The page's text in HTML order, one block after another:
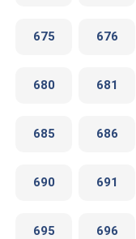
675 676
680 681
685 686
690 691
695 696